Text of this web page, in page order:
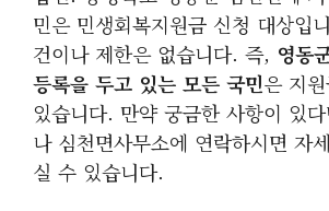
민은 민생회복지원금 신청 대상입
건이나 제한은 없습니다. 즉, 영동
등록을 두고 있는 모든 국민은 지
있습니다. 만약 궁금한 사항이 있
나 심천면사무소에 연락하시면 자
실 수 있습니다.